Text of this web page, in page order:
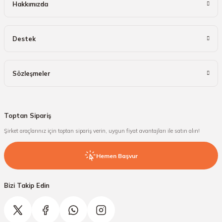
Hakkımızda
Destek
Sözleşmeler
Toptan Sipariş
Şirket araçlarınız için toptan sipariş verin, uygun fiyat avantajları ile satın alın!
Hemen Başvur
Bizi Takip Edin